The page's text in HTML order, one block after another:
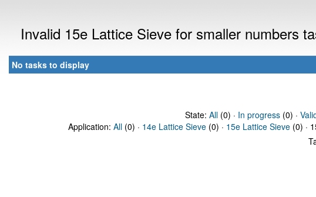
Invalid 15e Lattice Sieve for smaller numbers
No tasks to display
State: All(0) · In progress(0) ·
Application: All (0) · 14e Lattice Sieve (0) · 15e Lattice Sieve (0) ·